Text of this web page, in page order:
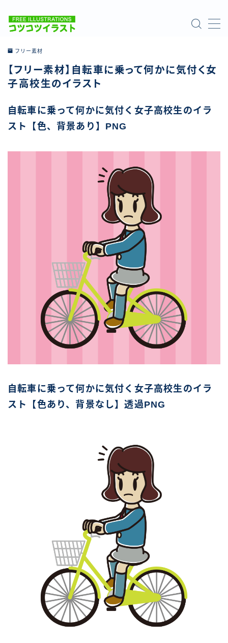
ホーム
お問い合わせ
フリー素材
【フリー素材】自転車に乗って何かに気付く女
子高校生のイラスト
自転車に乗って何かに気付く女子高校生のイラ
スト【色、背景あり】PNG
自転車に乗って何かに気付く女子高校生のイラ
スト【色あり、背景なし】透過PNG